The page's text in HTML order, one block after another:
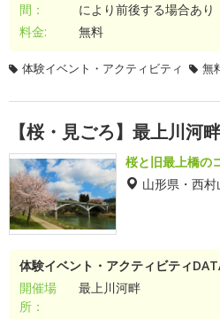
間：
により前後する場合あり
料金:
無料
体験イベント・アクティビティ 無
【桜・見ごろ】最上川河畔
桜と旧最上橋の
山形県・西村
体験イベント・アクティビティ
開催場
所：
最上川河畔